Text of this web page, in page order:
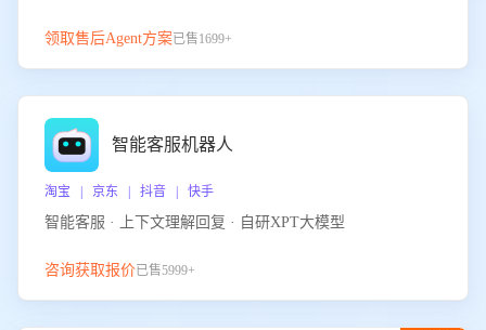
领取售后Agent方案已售1699+
智能客服机器人
淘宝 | 京东 | 抖音 | 快手
智能客服 · 上下文理解回复 · 自研XPT大模型
咨询获取报价已售5999+